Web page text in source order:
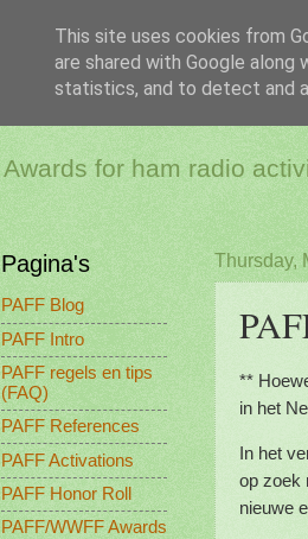
PAFF -
Awards for ham radio
Thursday,
**
in het
In het
op zoek
nieuwe
Pagina's
PAFF Blog
PAFF Intro
PAFF regels en tips
(FAQ)
PAFF References
PAFF Activations
PAFF Honor Roll
PAFF/WWFF Awards
This site uses cookies from
are shared with Google
statistics, and to detect and